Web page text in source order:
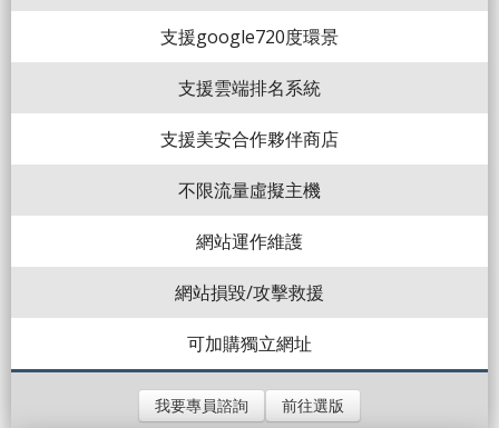
支援google720度環景
支援雲端排名系統
支援美安合作夥伴商店
不限流量虛擬主機
網站運作維護
網站損毀/攻擊救援
可加購獨立網址
我要專員諮詢 前往選版